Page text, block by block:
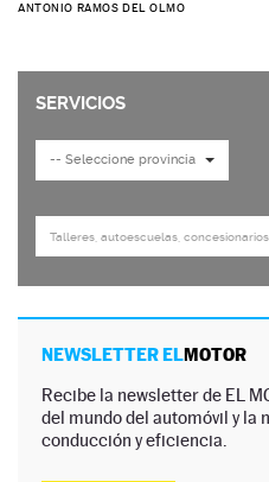
ANTONIO RAMOS DEL OLMO
NEWSLETTER ELMOTOR
Recibe la newsletter de EL
del mundo del automóvil y la
conducción y eficiencia.